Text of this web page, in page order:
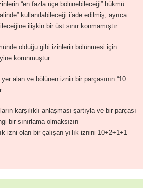
“en fazla üçe bölünebileceği” hükmü
” kullanılabileceği ifade edilmiş, ayrıca
ilişkin bir üst sınır konmamıştır.
olduğu gibi izinlerin bölünmesi için
korunmuştur.
alan ve bölünen iznin bir parçasının “10
karşılıklı anlaşması şartıyla ve bir parçası
bir sınırlama olmaksızın
izni olan bir çalışan yıllık iznini 10+2+1+1